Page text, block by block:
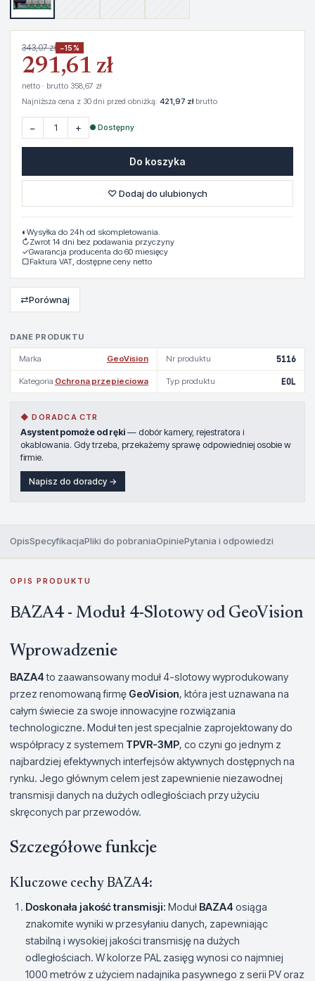
DANE PRODUKTU
Marka GeoVision Nr produktu 5116
Kategoria Ochrona przepieciowa Typ produktu EOL
◆ DORADCA CTR
Asystent pomoże od ręki — dobór kamery, rejestratora i
okablowania. Gdy trzeba, przekażemy sprawę odpowiedniej osobie w
firmie.
Napisz do doradcy →
343,07 zł −15%
291,61 zł
netto · brutto 358,67 zł
Najniższa cena z 30 dni przed obniżką: 421,97 złbrutto
− + ● Dostępny
Do koszyka
♡ Dodaj do ulubionych
◐ Wysyłka do 24h od skompletowania.
↻Zwrot 14 dni bez podawania przyczyny
✓Gwarancja producenta do 60 miesięcy
▢Faktura VAT, dostępne ceny netto
⇄Porównaj
OpisSpecyfikacjaPliki do pobraniaOpiniePytania i odpowiedzi
OPIS PRODUKTU
BAZA4 - Moduł 4-Slotowy od GeoVision
Wprowadzenie
BAZA4to zaawansowany moduł 4-slotowy wyprodukowany
przez renomowaną firmę GeoVision, która jest uznawana na
całym świecie za swoje innowacyjne rozwiązania
technologiczne. Moduł ten jest specjalnie zaprojektowany do
współpracy z systemem TPVR-3MP, co czyni go jednym z
najbardziej efektywnych interfejsów aktywnych dostępnych na
rynku. Jego głównym celem jest zapewnienie niezawodnej
transmisji danych na dużych odległościach przy użyciu
skręconych par przewodów.
Szczegółowe funkcje
Kluczowe cechy BAZA4:
Doskonała jakość transmisji: Moduł BAZA4 osiąga
znakomite wyniki w przesyłaniu danych, zapewniając
stabilną i wysokiej jakości transmisję na dużych
odległościach. W kolorze PAL zasięg wynosi co najmniej
1000 metrów z użyciem nadajnika pasywnego z serii PV oraz